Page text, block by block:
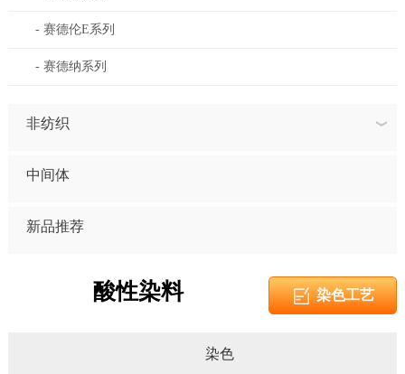
- 赛德伦E系列
- 赛德纳系列
非纺织
中间体
新品推荐
染色工艺
酸性染料
染色